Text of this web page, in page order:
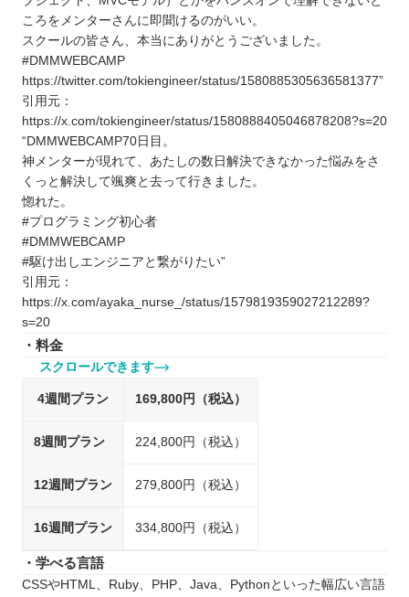
ころをメンターさんに即聞けるのがいい。
スクールの皆さん、本当にありがとうございました。
#DMMWEBCAMP
https://twitter.com/tokiengineer/status/1580885305636581377”
引用元：
https://x.com/tokiengineer/status/1580888405046878208?s=20
“DMMWEBCAMP70日目。
神メンターが現れて、あたしの数日解決できなかった悩みをさ
くっと解決して颯爽と去って行きました。
惚れた。
#プログラミング初心者
#DMMWEBCAMP
#駆け出しエンジニアと繋がりたい”
引用元：
https://x.com/ayaka_nurse_/status/1579819359027212289?
s=20
・料金
スクロールできます
4週間プラン 169,800円（税込）
8週間プラン 224,800円（税込）
12週間プラン 279,800円（税込）
16週間プラン 334,800円（税込）
・学べる言語
CSSやHTML、Ruby、PHP、Java、Pythonといった幅広い言語